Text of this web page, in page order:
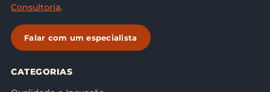
Consultoria.
Falar com um especialista
CATEGORIAS